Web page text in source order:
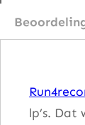
v
lp’s.